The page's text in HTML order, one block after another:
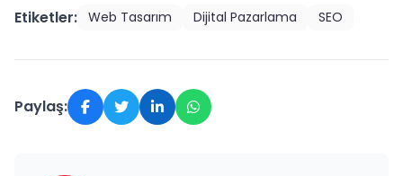
Etiketler: Web Tasarım Dijital Pazarlama SEO
Paylaş: